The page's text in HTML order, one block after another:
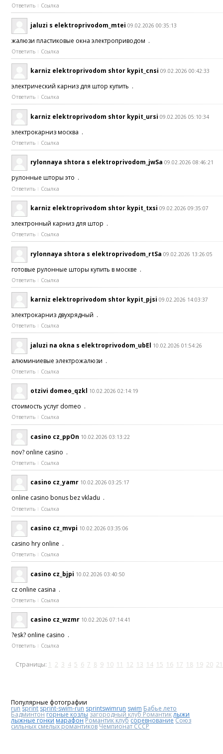
Ответить Ссылка
jaluzi s elektroprivodom_mtei 09.02.2026 00:35:13
жалюзи пластиковые окна электроприводом .
Ответить Ссылка
karniz elektroprivodom shtor kypit_cnsi 09.02.2026 00:42:33
электрический карниз для штор купить .
Ответить Ссылка
karniz elektroprivodom shtor kypit_ursi 09.02.2026 05:10:34
электрокарниз москва .
Ответить Ссылка
rylonnaya shtora s elektroprivodom_jwSa 09.02.2026 08:46:21
рулонные шторы это .
Ответить Ссылка
karniz elektroprivodom shtor kypit_txsi 09.02.2026 09:35:07
электронный карниз для штор .
Ответить Ссылка
rylonnaya shtora s elektroprivodom_rtSa 09.02.2026 13:26:05
готовые рулонные шторы купить в москве .
Ответить Ссылка
karniz elektroprivodom shtor kypit_pjsi 09.02.2026 14:03:37
электрокарниз двухрядный .
Ответить Ссылка
jaluzi na okna s elektroprivodom_ubEl 10.02.2026 01:54:26
алюминиевые электрожалюзи .
Ответить Ссылка
otzivi domeo_qzkl 10.02.2026 02:14:19
стоимость услуг domeo .
Ответить Ссылка
casino cz_ppOn 10.02.2026 03:13:22
nov? online casino .
Ответить Ссылка
casino cz_yamr 10.02.2026 03:25:17
online casino bonus bez vkladu .
Ответить Ссылка
casino cz_mvpi 10.02.2026 03:35:06
casino hry online .
Ответить Ссылка
casino cz_bjpi 10.02.2026 03:40:50
cz online casina .
Ответить Ссылка
casino cz_wzmr 10.02.2026 07:14:41
?esk? online casino .
Ответить Ссылка
Страницы: 1 2 3 4 5 6 7 8 9 10 11 12 13 14 15 16 17 18 19 20 21
Популярные фотографии
run sprint sprint-swim-run sprintswimrun swim Бабье лето
Бадминтонгорные козлы загородный клуб Романтиклыжи
лыжные гонки марафонРомантик клубсоревнованиеСоюз
сильных смелых романтиковЧемпионат СССР